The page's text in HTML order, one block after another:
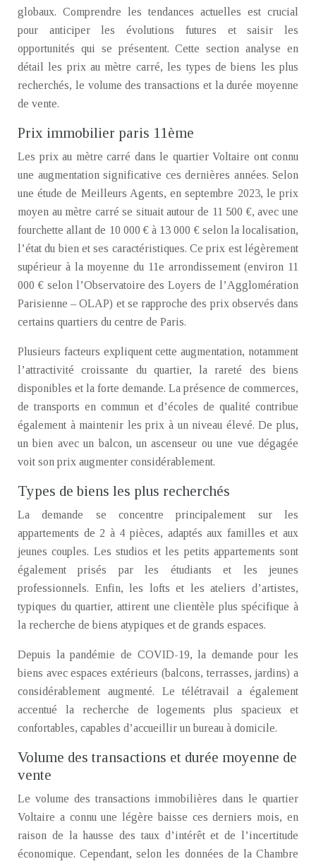
globaux. Comprendre les tendances actuelles est crucial
pour anticiper les évolutions futures et saisir les
opportunités qui se présentent. Cette section analyse en
détail les prix au mètre carré, les types de biens les plus
recherchés, le volume des transactions et la durée moyenne
de vente.
Prix immobilier paris 11ème
Les prix au mètre carré dans le quartier Voltaire ont connu
une augmentation significative ces dernières années. Selon
une étude de Meilleurs Agents, en septembre 2023, le prix
moyen au mètre carré se situait autour de 11 500 €, avec une
fourchette allant de 10 000 € à 13 000 € selon la localisation,
l’état du bien et ses caractéristiques. Ce prix est légèrement
supérieur à la moyenne du 11e arrondissement (environ 11
000 € selon l’Observatoire des Loyers de l’Agglomération
Parisienne – OLAP) et se rapproche des prix observés dans
certains quartiers du centre de Paris.
Plusieurs facteurs expliquent cette augmentation, notamment
l’attractivité croissante du quartier, la rareté des biens
disponibles et la forte demande. La présence de commerces,
de transports en commun et d’écoles de qualité contribue
également à maintenir les prix à un niveau élevé. De plus,
un bien avec un balcon, un ascenseur ou une vue dégagée
voit son prix augmenter considérablement.
Types de biens les plus recherchés
La demande se concentre principalement sur les
appartements de 2 à 4 pièces, adaptés aux familles et aux
jeunes couples. Les studios et les petits appartements sont
également prisés par les étudiants et les jeunes
professionnels. Enfin, les lofts et les ateliers d’artistes,
typiques du quartier, attirent une clientèle plus spécifique à
la recherche de biens atypiques et de grands espaces.
Depuis la pandémie de COVID-19, la demande pour les
biens avec espaces extérieurs (balcons, terrasses, jardins) a
considérablement augmenté. Le télétravail a également
accentué la recherche de logements plus spacieux et
confortables, capables d’accueillir un bureau à domicile.
Volume des transactions et durée moyenne de
vente
Le volume des transactions immobilières dans le quartier
Voltaire a connu une légère baisse ces derniers mois, en
raison de la hausse des taux d’intérêt et de l’incertitude
économique. Cependant, selon les données de la Chambre